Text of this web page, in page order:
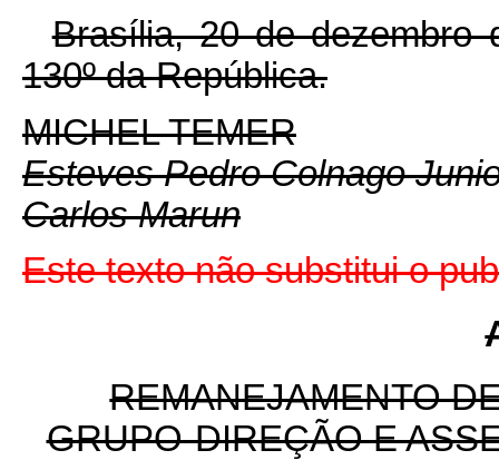
Brasília, 20 de dezembro
130º da República.
MICHEL TEMER
Esteves Pedro Colnago
Carlos Marun
Este texto não substitui o
REMANEJAMENTO
GRUPO-DIREÇÃO E